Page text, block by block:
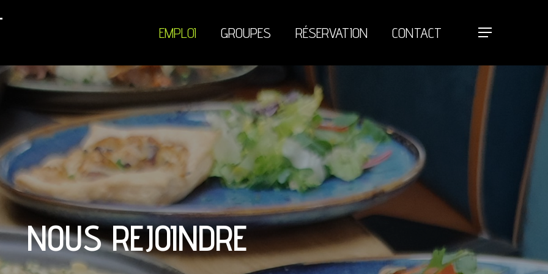
EMPLOI GROUPES RÉSERVATION CONTACT Menu
NOUS REJOINDRE